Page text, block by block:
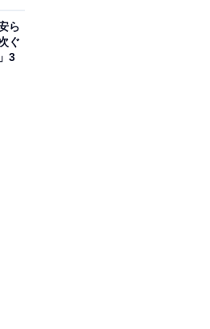
奥飯坂 穴原温泉 匠のこころ 吉
を誇る老舗宿です。自家源泉
を、片倉山の四季を愛でる露
ら
ぐ
3